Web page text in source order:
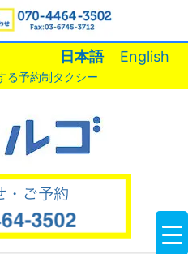
日本語 English
る予約制タクシー